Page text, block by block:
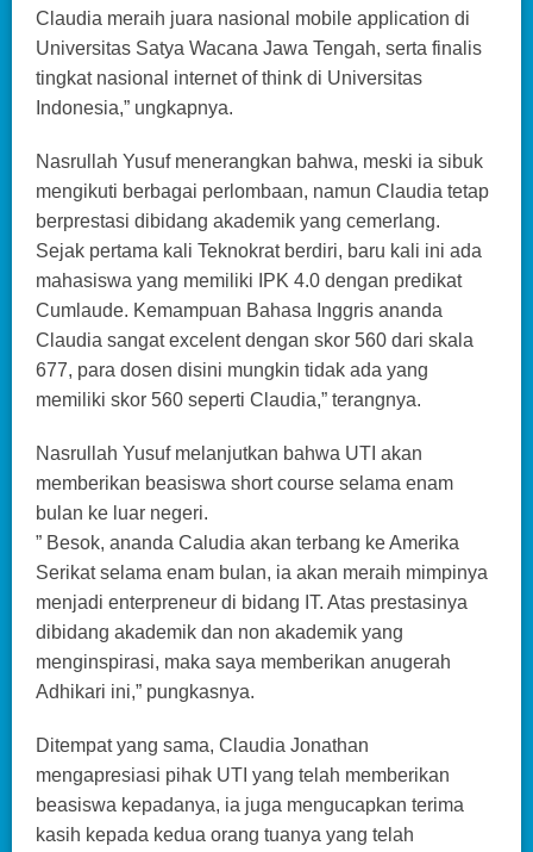
Claudia meraih juara nasional mobile application di
Universitas Satya Wacana Jawa Tengah, serta finalis
tingkat nasional internet of think di Universitas
Indonesia,” ungkapnya.
Nasrullah Yusuf menerangkan bahwa, meski ia sibuk
mengikuti berbagai perlombaan, namun Claudia tetap
berprestasi dibidang akademik yang cemerlang.
Sejak pertama kali Teknokrat berdiri, baru kali ini ada
mahasiswa yang memiliki IPK 4.0 dengan predikat
Cumlaude. Kemampuan Bahasa Inggris ananda
Claudia sangat excelent dengan skor 560 dari skala
677, para dosen disini mungkin tidak ada yang
memiliki skor 560 seperti Claudia,” terangnya.
Nasrullah Yusuf melanjutkan bahwa UTI akan
memberikan beasiswa short course selama enam
bulan ke luar negeri.
” Besok, ananda Caludia akan terbang ke Amerika
Serikat selama enam bulan, ia akan meraih mimpinya
menjadi enterpreneur di bidang IT. Atas prestasinya
dibidang akademik dan non akademik yang
menginspirasi, maka saya memberikan anugerah
Adhikari ini,” pungkasnya.
Ditempat yang sama, Claudia Jonathan
mengapresiasi pihak UTI yang telah memberikan
beasiswa kepadanya, ia juga mengucapkan terima
kasih kepada kedua orang tuanya yang telah